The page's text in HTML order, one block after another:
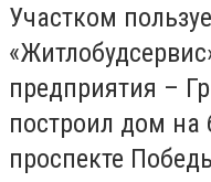
Участком
предприятия –
построил дом на
проспекте